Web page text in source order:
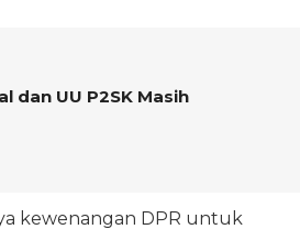
dan UU P2SK Masih
kewenangan DPR untuk